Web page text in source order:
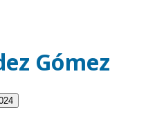
Gómez